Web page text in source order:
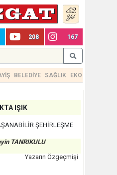
208 167
BELEDİYE SAĞLIK EKONOMİ
IŞIK
ŞEHİRLEŞME
TANRIKULU
Yazarın Özgeçmişi